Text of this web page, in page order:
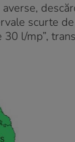
scurte
l/mp”,